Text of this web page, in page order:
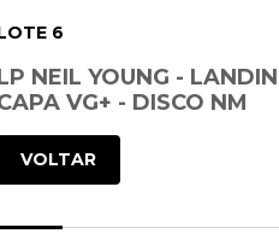
6
NEIL YOUNG -
VG+ - DISCO NM
VOLTAR